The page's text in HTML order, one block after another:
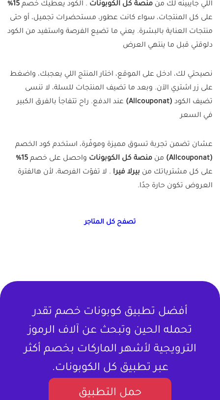
اللي جايبينه لك من منصة كل الكوبونات . الكود يعطيك خصم 15%
على كل المنتجات، سواء كانت عطور، مستحضرات تجميل، أو حتى
منتجات العناية بالبشرة. يعني ما تضيع الفرصة واستفيد من الكود
دلوقتي قبل ما ينتهي العرض
نصيحتي لك، ادخل على الموقع، اختار المنتج اللي يعجبك، واضغط
على زر اشتري الآن. وبعد ما تضيف المنتجات للسلة، لا تنسى
تضيف الكود (Allcouponat)
عند الدفع. راح تتفاجأ بالفرق الكبير
في السعر
عشان تضمن تجربة تسوق مميزة وموفّرة، استخدم كود الخصم
(Allcouponat)
من منصة كل الكوبونات واحصل على خصم 15%
على كل مشترياتك من بيرلا فيرا . لا تفوّت الفرصة، لأن هالفترة
العروض تكون حارة جدًا.
تصفح كل المتاجر
أفضل تطبيق كوبونات خصم تقدر
تحمله الحين وتبحث عن آلاف الرموز
الترويجية لأشهر الماركات بخصم أكثر
عبر تطبيق كل الكوبونات.
حمل التطبيق